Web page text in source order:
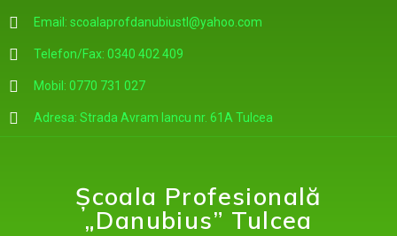
Email: scoalaprofdanubiustl@yahoo.com
Telefon/Fax: 0340 402 409
Mobil: 0770 731 027
Adresa: Strada Avram Iancu nr. 61A Tulcea
Școala Profesională
„Danubius” Tulcea